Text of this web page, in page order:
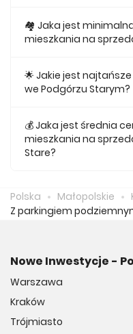
we Podgórzu Starym.
🏘 Jaka jest
mieszkania na
Podgórzu Starym jest
🌟 Jakie jest
we Podgórzu Starym?
naszej ofercie kosztuje
💰 Jaka jest średnia
mieszkania na
Stare?
Polska Małopolskie
Z parkingiem
Nowe Inwestycje -
Warszawa
Kraków
Trójmiasto